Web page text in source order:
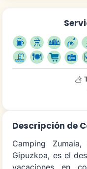
Descripción de
Camping
Gipuzkoa, es el
vacaciones en